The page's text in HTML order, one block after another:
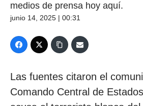
medios de prensa hoy aquí.
junio 14, 2025 | 00:31
Las fuentes citaron el
Comando Central de